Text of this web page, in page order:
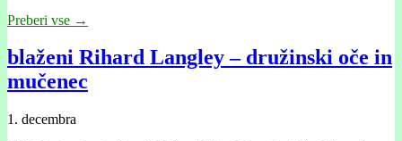
Preberi vse →
blaženi Rihard Langley – družinski oče in
mučenec
1. decembra